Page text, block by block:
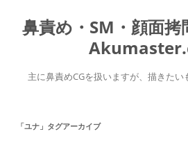
テ
ン
鼻責め・SM・顔面拷
主に鼻責めCGを扱いますが、描きたい
「ユナ 」タグアーカイブ